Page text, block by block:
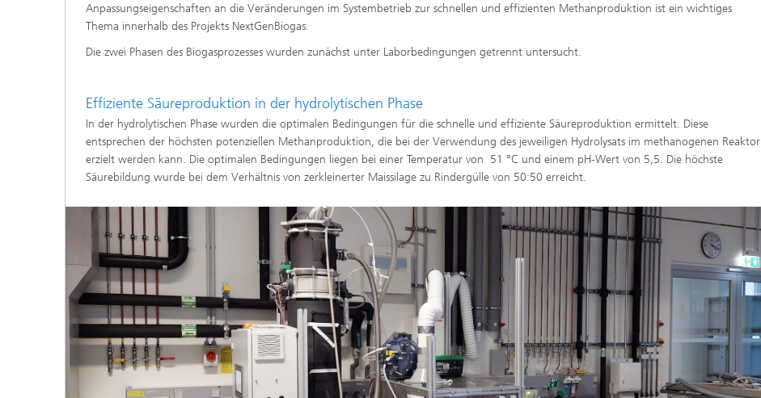
Anpassungseigenschaften an die Veränderungen im Systembetrieb zur schnellen und effizienten Methanproduktion ist ein wichtiges
Thema innerhalb des Projekts NextGenBiogas.
Die zwei Phasen des Biogasprozesses wurden zunächst unter Laborbedingungen getrennt untersucht.
Effiziente Säureproduktion in der hydrolytischen Phase
In der hydrolytischen Phase wurden die optimalen Bedingungen für die schnelle und effiziente Säureproduktion ermittelt. Diese
entsprechen der höchsten potenziellen Methanproduktion, die bei der Verwendung des jeweiligen Hydrolysats im methanogenen Reaktor
erzielt werden kann. Die optimalen Bedingungen liegen bei einer Temperatur von 51 °C und einem pH-Wert von 5,5. Die höchste
Säurebildung wurde bei dem Verhältnis von zerkleinerter Maissilage zu Rindergülle von 50:50 erreicht.